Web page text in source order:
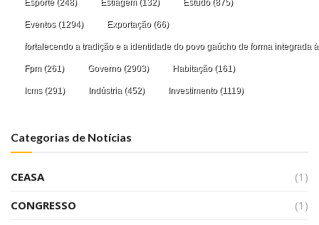
Eventos(1294) Exportação(66)
fortalecendo a tradição e a identidade do povo gaúcho de forma
Fpm(261) Governo(2903) Habitação(161)
Icms(291) Indústria (452) Investimento(1119)
Categorias de Notícias
CEASA
(1)
CONGRESSO
(1)